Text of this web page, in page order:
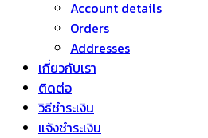
Account details
Orders
Addresses
เกี่ยวกับเรา
ติดต่อ
วิธีชำระเงิน
แจ้งชำระเงิน